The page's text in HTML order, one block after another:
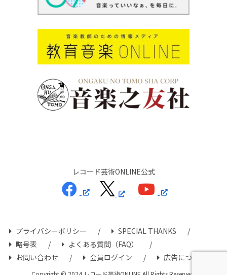
レコード芸術ONLINE公式
プライバシーポリシー
SPECIAL THANKS
略号表
よくある質問（FAQ）
お問い合わせ
会員ログイン 広告について